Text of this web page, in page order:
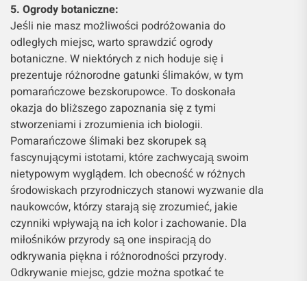
5. Ogrody botaniczne:
Jeśli nie masz możliwości podróżowania do
odległych miejsc, warto sprawdzić ogrody
botaniczne. W niektórych z nich hoduje się i
prezentuje różnorodne gatunki ślimaków, w tym
pomarańczowe bezskorupowce. To doskonała
okazja do bliższego zapoznania się z tymi
stworzeniami i zrozumienia ich biologii.
Pomarańczowe ślimaki bez skorupek są
fascynującymi istotami, które zachwycają swoim
nietypowym wyglądem. Ich obecność w różnych
środowiskach przyrodniczych stanowi wyzwanie dla
naukowców, którzy starają się zrozumieć, jakie
czynniki wpływają na ich kolor i zachowanie. Dla
miłośników przyrody są one inspiracją do
odkrywania piękna i różnorodności przyrody.
Odkrywanie miejsc, gdzie można spotkać te